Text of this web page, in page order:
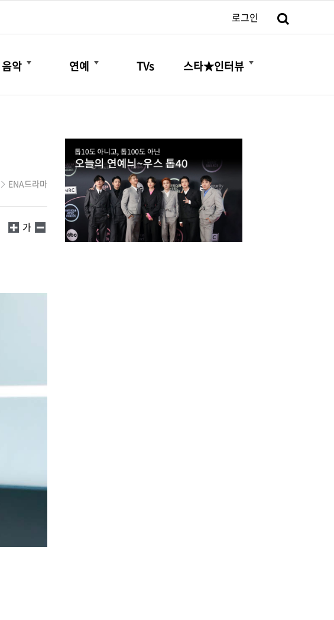
로그인
음악
더보기
연예
더보기
TVs 스타★인터뷰
더보기
ENA드라마
가